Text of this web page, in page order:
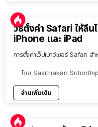
วิธีตั้งค่า Safari ให้ลื่น
iPhone และ iPad
การตั้งค่าเว็ปเบาว์เซอร์ Safari
โดย Sasithakan Sritonthip
อ่านเพิ่มเติม